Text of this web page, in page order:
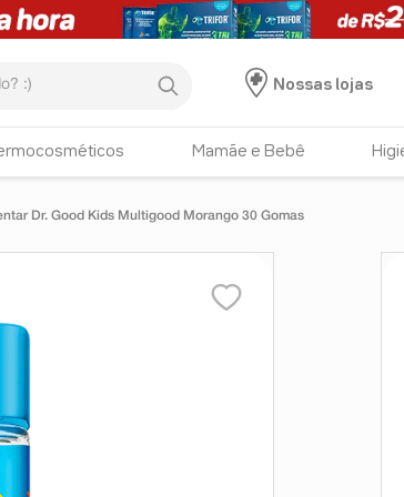
Nossas lojas
Mamãe e Bebê
Dr. Good Kids Multigood Morango 30 Gomas